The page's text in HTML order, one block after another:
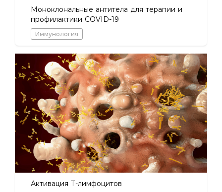
Моноклональные антитела для терапии и
профилактики COVID-19
Иммунология
Активация Т-лимфоцитов